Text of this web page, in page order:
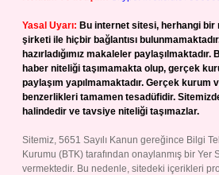
Yasal Uyarı: Bu internet sitesi, herhangi bir
şirketi ile hiçbir bağlantısı
hazırladığımız makaleler
haber niteliği taşımamakta olup, gerçek
paylaşım yapılmamaktadır. Gerçek kurum
benzerlikleri tamamen tesadüfidir.
halindedir ve tavsiye niteliği taşımazlar.
Sitemiz, 5651 Sayılı Kanun gereğince Bilgi
Kurumu (BTK) tarafından onaylanmış bir Yer
vermektedir. Bu nedenle, sitedeki içerikleri